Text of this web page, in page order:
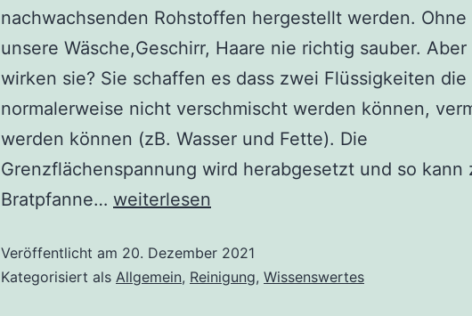
nachwachsenden Rohstoffen hergestellt werden. Ohne
unsere Wäsche,Geschirr, Haare nie richtig sauber.
wirken sie? Sie schaffen es dass zwei Flüssigkeiten die
normalerweise nicht verschmischt werden können,
werden können (zB. Wasser und Fette). Die
Grenzflächenspannung wird herabgesetzt und so kann
Bratpfanne… Tenside
Die
Hilfsstoffe
weiterlesen
Veröffentlicht am 20. Dezember 2021
Kategorisiert als Allgemein, Reinigung, Wissenswertes